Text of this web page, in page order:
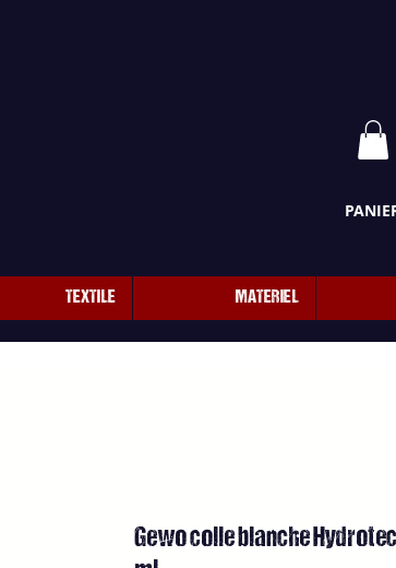
TEXTILE MATERIEL
Gewo colle blanche